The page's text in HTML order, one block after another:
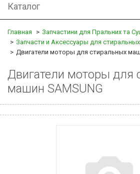
Каталог
Главная
Запчастини для Пральних та
Запчасти и Аксессуары для
Двигатели моторы для стиральных
Двигатели моторы для
машин SAMSUNG